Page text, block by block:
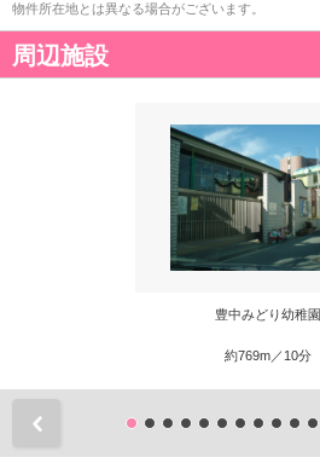
物件所在地とは異なる場合がございます。
周辺施設
豊中みどり幼稚園
約769m／10分